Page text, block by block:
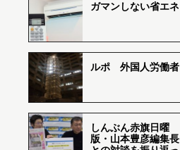
ガマンしない省エネ
ルポ 外国人労働者
しんぶん赤旗日曜
版・山本豊彦編集長